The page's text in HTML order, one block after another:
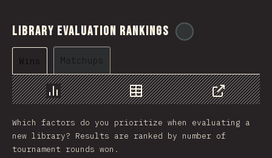
Library Evaluation Rankings
Wins Matchups
Chart Data
Share
Which factors do you prioritize when evaluating a
new library? Results are ranked by number of
tournament rounds won.